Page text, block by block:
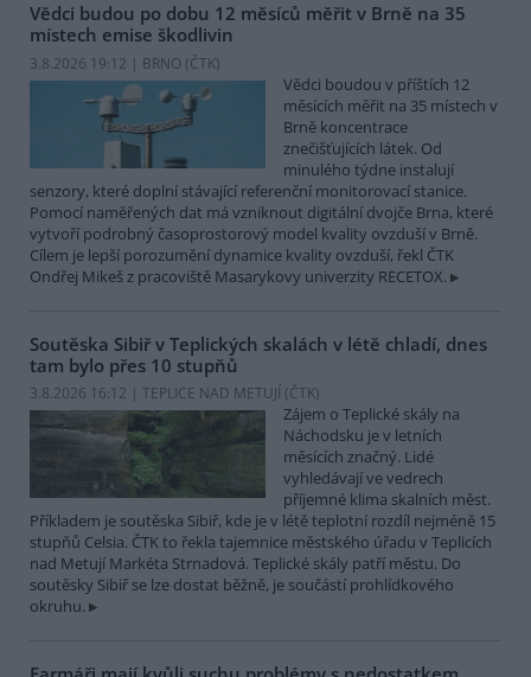
Vědci budou po dobu 12 měsíců měřit v Brně na 35
místech emise škodlivin
3.8.2026 19:12 | BRNO (ČTK)
Vědci boudou v příštích 12
měsících měřit na 35 místech v
Brně koncentrace
znečišťujících látek. Od
minulého týdne instalují
senzory, které doplní stávající referenční monitorovací stanice.
Pomocí naměřených dat má vzniknout digitální dvojče Brna, které
vytvoří podrobný časoprostorový model kvality ovzduší v Brně.
Cílem je lepší porozumění dynamice kvality ovzduší, řekl ČTK
Ondřej Mikeš z pracoviště Masarykovy univerzity RECETOX.
Soutěska Sibiř v Teplických skalách v létě chladí, dnes
tam bylo přes 10 stupňů
3.8.2026 16:12 | TEPLICE NAD METUJÍ (ČTK)
Zájem o Teplické skály na
Náchodsku je v letních
měsících značný. Lidé
vyhledávají ve vedrech
příjemné klima skalních měst.
Příkladem je soutěska Sibiř, kde je v létě teplotní rozdíl nejméně 15
stupňů Celsia. ČTK to řekla tajemnice městského úřadu v Teplicích
nad Metují Markéta Strnadová. Teplické skály patří městu. Do
soutěsky Sibiř se lze dostat běžně, je součástí prohlídkového
okruhu.